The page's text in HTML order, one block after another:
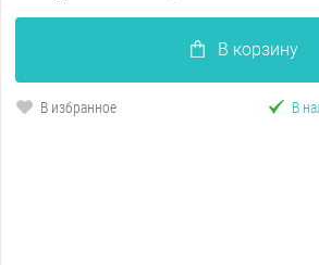
В корзину
В избранное В